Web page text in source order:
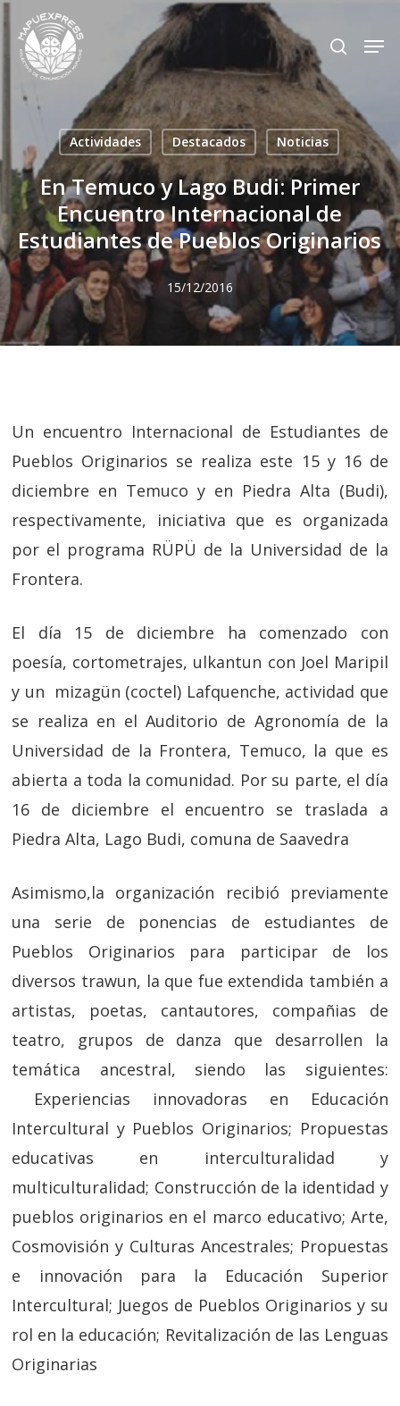
main
content
search
Actividades Destacados Noticias
En Temuco y Lago Budi: Primer
Encuentro Internacional de
Estudiantes de Pueblos Originarios
15/12/2016
Un encuentro Internacional de Estudiantes de
Pueblos Originarios se realiza este 15 y 16 de
diciembre en Temuco y en Piedra Alta (Budi),
respectivamente, iniciativa que es organizada
por el programa RÜPÜ de la Universidad de la
Frontera.
El día 15 de diciembre ha comenzado con
poesía, cortometrajes, ulkantun con Joel Maripil
y un mizagün (coctel) Lafquenche, actividad que
se realiza en el Auditorio de Agronomía de la
Universidad de la Frontera, Temuco, la que es
abierta a toda la comunidad. Por su parte, el día
16 de diciembre el encuentro se traslada a
Piedra Alta, Lago Budi, comuna de Saavedra
Asimismo,la organización recibió previamente
una serie de ponencias de estudiantes de
Pueblos Originarios para participar de los
diversos trawun, la que fue extendida también a
artistas, poetas, cantautores, compañias de
teatro, grupos de danza que desarrollen la
temática ancestral, siendo las siguientes:
Experiencias innovadoras en Educación
Intercultural y Pueblos Originarios; Propuestas
educativas en interculturalidad y
multiculturalidad; Construcción de la identidad y
pueblos originarios en el marco educativo; Arte,
Cosmovisión y Culturas Ancestrales; Propuestas
e innovación para la Educación Superior
Intercultural; Juegos de Pueblos Originarios y su
rol en la educación; Revitalización de las Lenguas
Originarias
Close